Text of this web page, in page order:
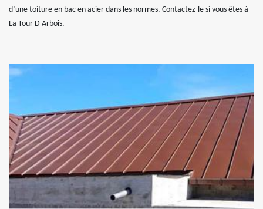
d’une toiture en bac en acier dans les normes. Contactez-le si vous êtes à
La Tour D Arbois.